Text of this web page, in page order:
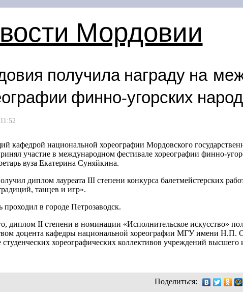
Мордовии
получила награду на
финно-угорских
кафедрой национальной хореографии Мордовского
участие в международном фестивале хореографии финно-
вуза Екатерина Суняйкина.
диплом лауреата III степени конкурса балетмейстерских
танцев и игр».
проходил в городе Петрозаводск.
диплом II степени в номинации «Исполнительское искусство»
доцента кафедры национальной хореографии МГУ имени Н.П.
студенческих хореографических коллективов учреждений высшего
Поделиться: